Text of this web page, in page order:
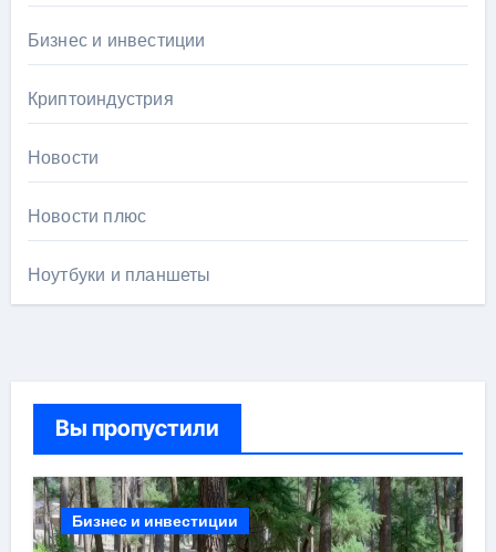
Бизнес и инвестиции
Криптоиндустрия
Новости
Новости плюс
Ноутбуки и планшеты
Вы пропустили
Бизнес и инвестиции